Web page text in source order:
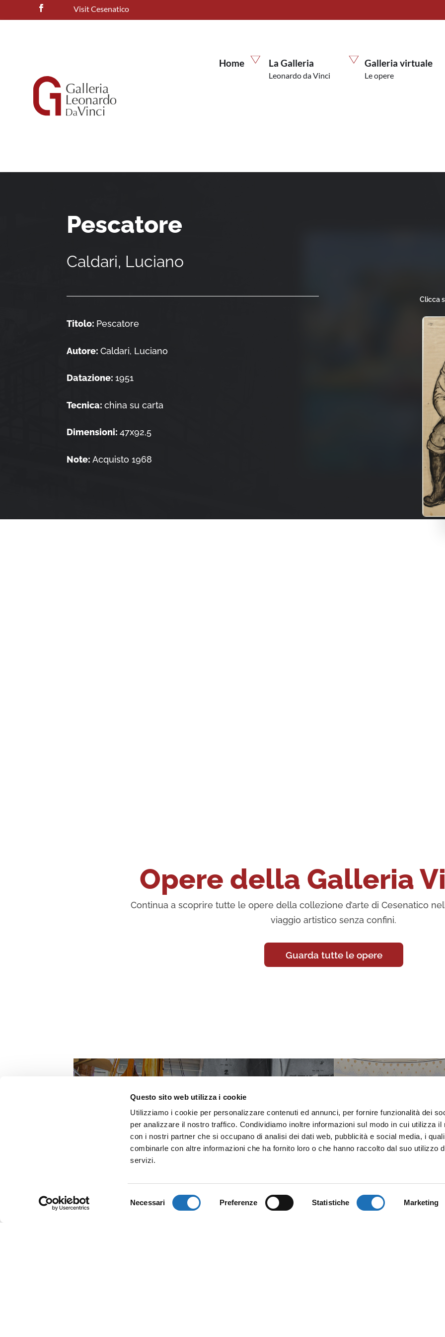
Questo sito web utilizza i cookie
Utilizziamo i cookie per personalizzare contenuti ed annunci, per fornire funzionalità dei
per analizzare il nostro traffico. Condividiamo inoltre informazioni sul modo in cui utilizza il
con i nostri partner che si occupano di analisi dei dati web, pubblicità e social media, i
combinarle con altre informazioni che ha fornito loro o che hanno raccolto dal suo utilizzo
servizi.
Necessari Preferenze Statistiche Marketing
Visit Cesenatico
Home La Galleria
Leonardo da Vinci
Galleria virtuale
Le opere
Pescatore
Caldari, Luciano
Titolo: Pescatore
Autore:Caldari, Luciano
Datazione:1951
Tecnica:china su carta
Dimensioni:47x92,5
Note:Acquisto 1968
Clicca
Opere della Galleria
Continua a scoprire tutte le opere della collezione d’arte di Cesenatico
viaggio artistico senza confini.
Guarda tutte le opere